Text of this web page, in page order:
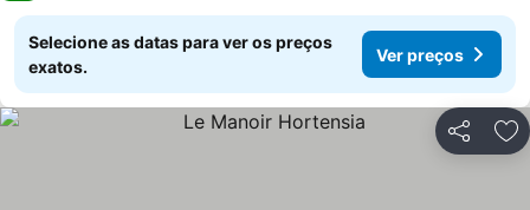
Selecione as datas para ver os preços
exatos.
Ver preços
Partilhar